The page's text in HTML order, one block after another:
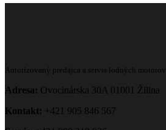
Autorizovaný predajca a servis lodných motorov
Adresa: Ovocinárska 30A 01001 Žilina
Kontakt: +421 905 846 567